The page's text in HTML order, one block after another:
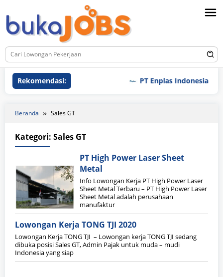
ke
konten
Rekomendasi: PT Enplas Indonesia
Beranda Sales GT
Kategori: Sales GT
PT High Power Laser Sheet
Metal
Info Lowongan Kerja PT High Power Laser
Sheet Metal Terbaru – PT High Power Laser
Sheet Metal adalah perusahaan
manufaktur
Lowongan Kerja TONG TJI 2020
Lowongan Kerja TONG TJI – Lowongan kerja TONG TJI sedang
dibuka posisi Sales GT, Admin Pajak untuk muda – mudi
Indonesia yang siap